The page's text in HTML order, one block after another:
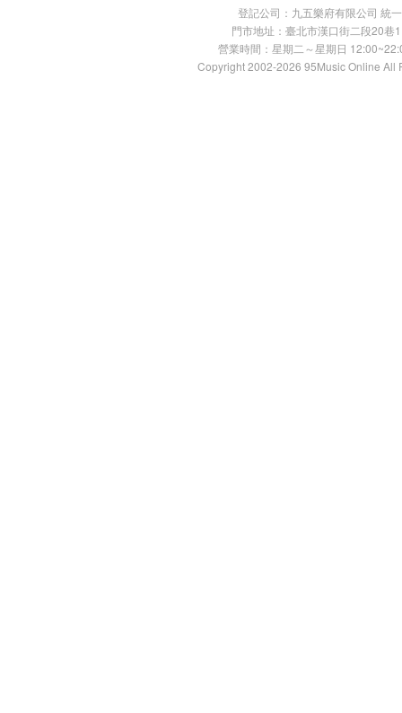
登記公司：九五樂府有限公司 統
門市地址：臺北市漢口街二段20
營業時間：星期二～星期日
Copyright 2002-2026 95Music Online All